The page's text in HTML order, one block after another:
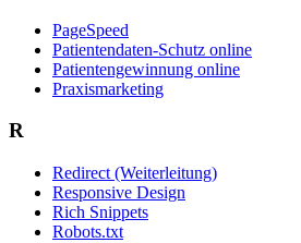
PageSpeed
Patientendaten-Schutz online
Patientengewinnung online
Praxismarketing
R
Redirect (Weiterleitung)
Responsive Design
Rich Snippets
Robots.txt